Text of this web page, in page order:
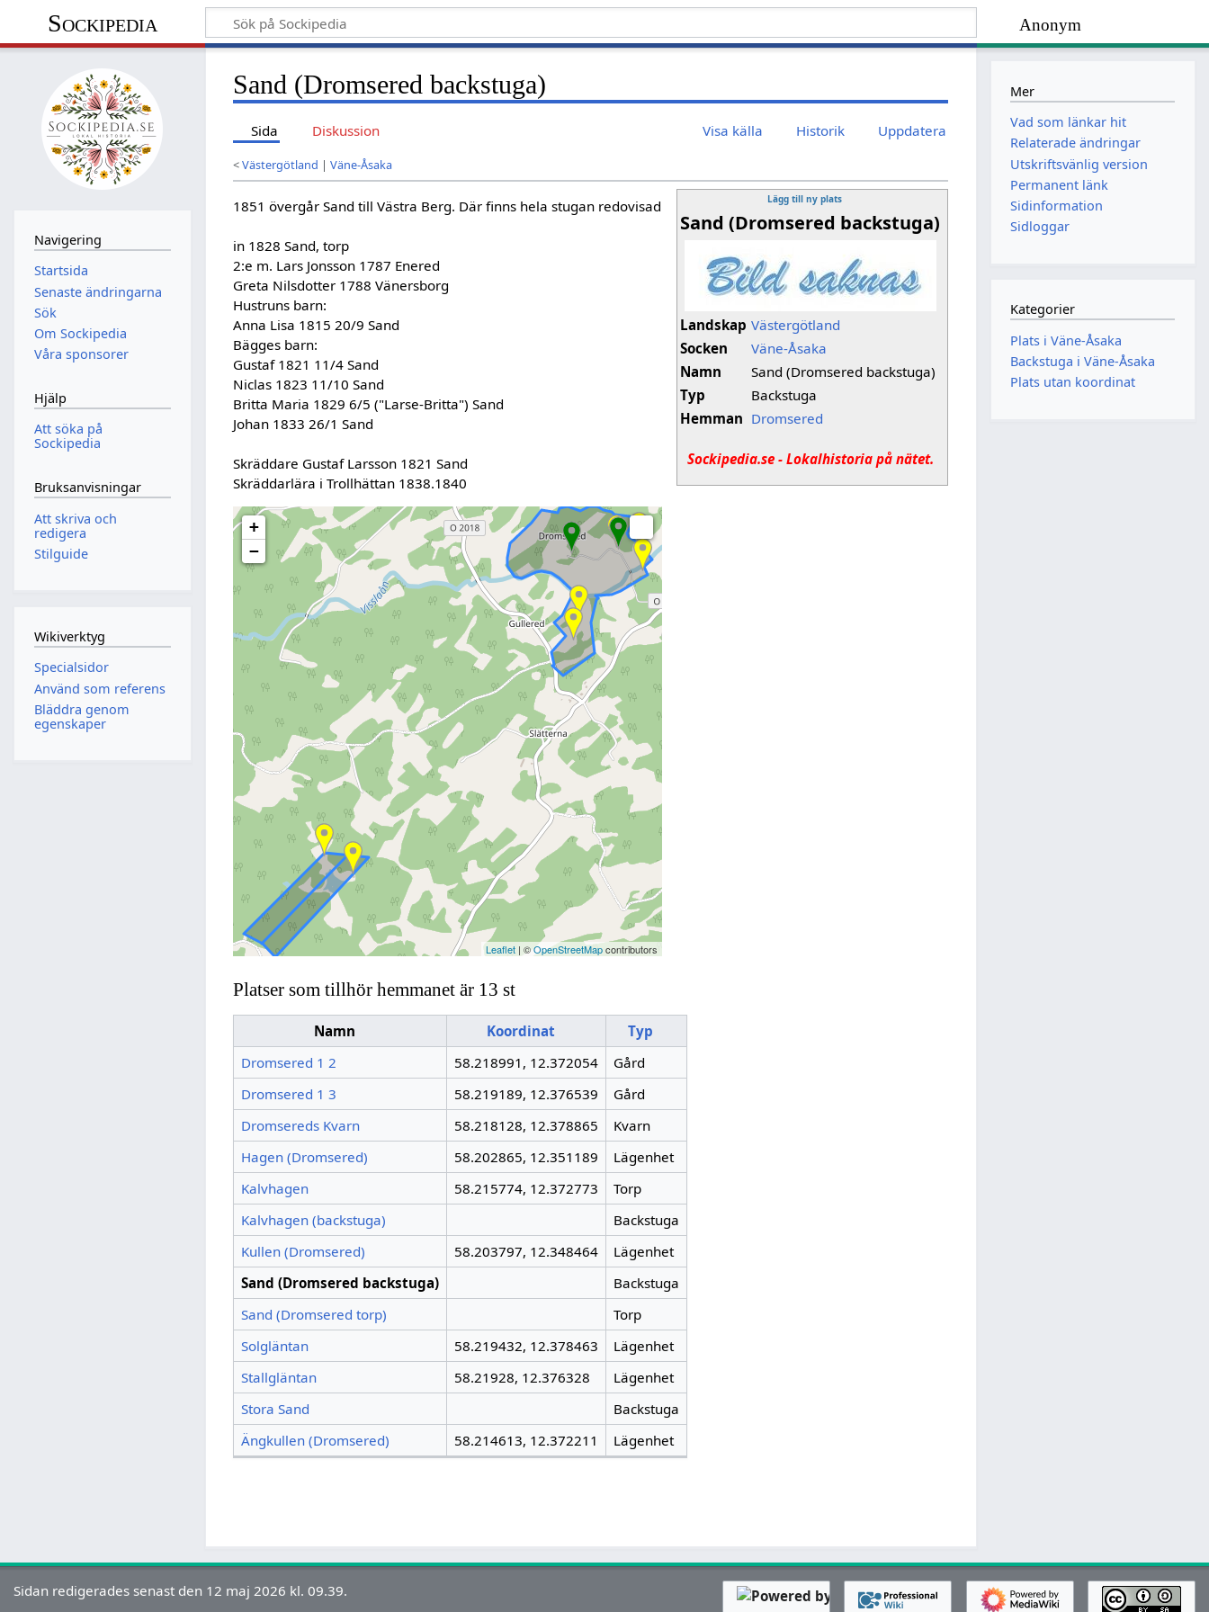
Anonym
Sockipedia
Sand (Dromsered backstuga)
Sida Diskussion Visa källa Historik Uppdatera
<Västergötland |Väne-Åsaka
Lägg till ny plats
Sand (Dromsered backstuga)
Landskap Västergötland
Socken
Väne-Åsaka
Namn
Sand (Dromsered backstuga)
Typ
Backstuga
Hemman Dromsered
Sockipedia.se - Lokalhistoria på nätet.
1851 övergår Sand till Västra Berg. Där finns hela stugan redovisad
in 1828 Sand, torp
2:e m. Lars Jonsson 1787 Enered
Greta Nilsdotter 1788 Vänersborg
Hustruns barn:
Anna Lisa 1815 20/9 Sand
Bägges barn:
Gustaf 1821 11/4 Sand
Niclas 1823 11/10 Sand
Britta Maria 1829 6/5 ("Larse-Britta") Sand
Johan 1833 26/1 Sand
Skräddare Gustaf Larsson 1821 Sand
Skräddarlära i Trollhättan 1838.1840
+
−
Leaflet | ©OpenStreetMapcontributors
Platser som tillhör hemmanet är 13 st
Namn Koordinat
Typ
Dromsered 1 2
58.218991, 12.372054
Gård
Dromsered 1 3
58.219189, 12.376539
Gård
Dromsereds Kvarn
58.218128, 12.378865
Kvarn
Hagen (Dromsered)
58.202865, 12.351189
Lägenhet
Kalvhagen
58.215774, 12.372773
Torp
Kalvhagen (backstuga)
Backstuga
Kullen (Dromsered)
58.203797, 12.348464
Lägenhet
Sand (Dromsered backstuga)
Backstuga
Sand (Dromsered torp)
Torp
Solgläntan
58.219432, 12.378463
Lägenhet
Stallgläntan
58.21928, 12.376328
Lägenhet
Stora Sand
Backstuga
Ängkullen (Dromsered)
58.214613, 12.372211 Lägenhet
Navigering
Startsida
Senaste ändringarna
Sök
Om Sockipedia
Våra sponsorer
Hjälp
Att söka på
Sockipedia
Bruksanvisningar
Att skriva och
redigera
Stilguide
Wikiverktyg
Specialsidor
Använd som referens
Bläddra genom
egenskaper
Mer
Vad som länkar hit
Relaterade ändringar
Utskriftsvänlig version
Permanent länk
Sidinformation
Sidloggar
Kategorier
Plats i Väne-Åsaka
Backstuga i Väne-Åsaka
Plats utan koordinat
Sidan redigerades senast den 12 maj 2026 kl. 09.39.